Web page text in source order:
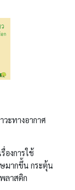
ะทางอากาศ
องการใช้
มากขึ้น กระตุ้น
ลาสติก